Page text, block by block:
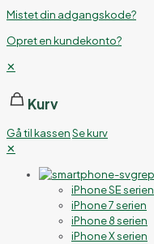
Mistet din adgangskode?
Opret en kundekonto?
✕
Kurv
Gå til kassenSe kurv
✕
iPhone SE serien
iPhone 7 serien
iPhone 8 serien
iPhone X serien